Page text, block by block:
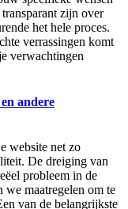
zijn over
het hele proces.
verrassingen komt
verwachtingen
andere
website net zo
De dreiging van
probleem in de
we maatregelen om te
van de belangrijkste